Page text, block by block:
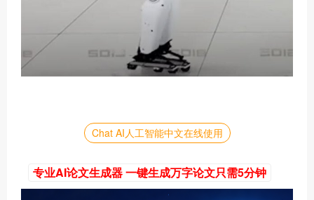
Chat AI人工智能中文在线使用
专业AI论文生成器 一键生成万字论文只需5分钟